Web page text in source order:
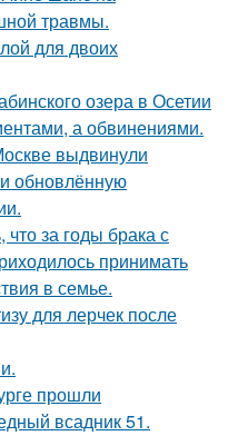
травмы.
для двоих
озера в Осетии
а обвинениями.
выдвинули
обновлённую
за годы брака с
принимать
в семье.
для лерчек после
прошли
всадник 51.